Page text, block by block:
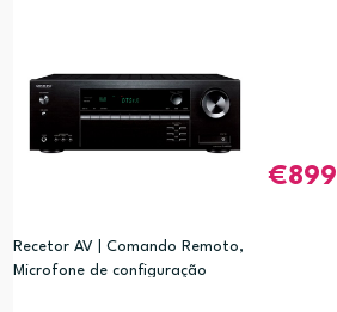
Recetor AV | Comando Remoto,
Microfone de configuração
899